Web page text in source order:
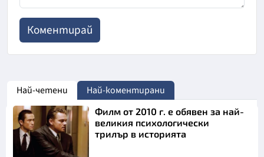
Най-четени Най-коментирани
Филм от 2010 г. е обявен за най-
великия психологически
трилър в историята